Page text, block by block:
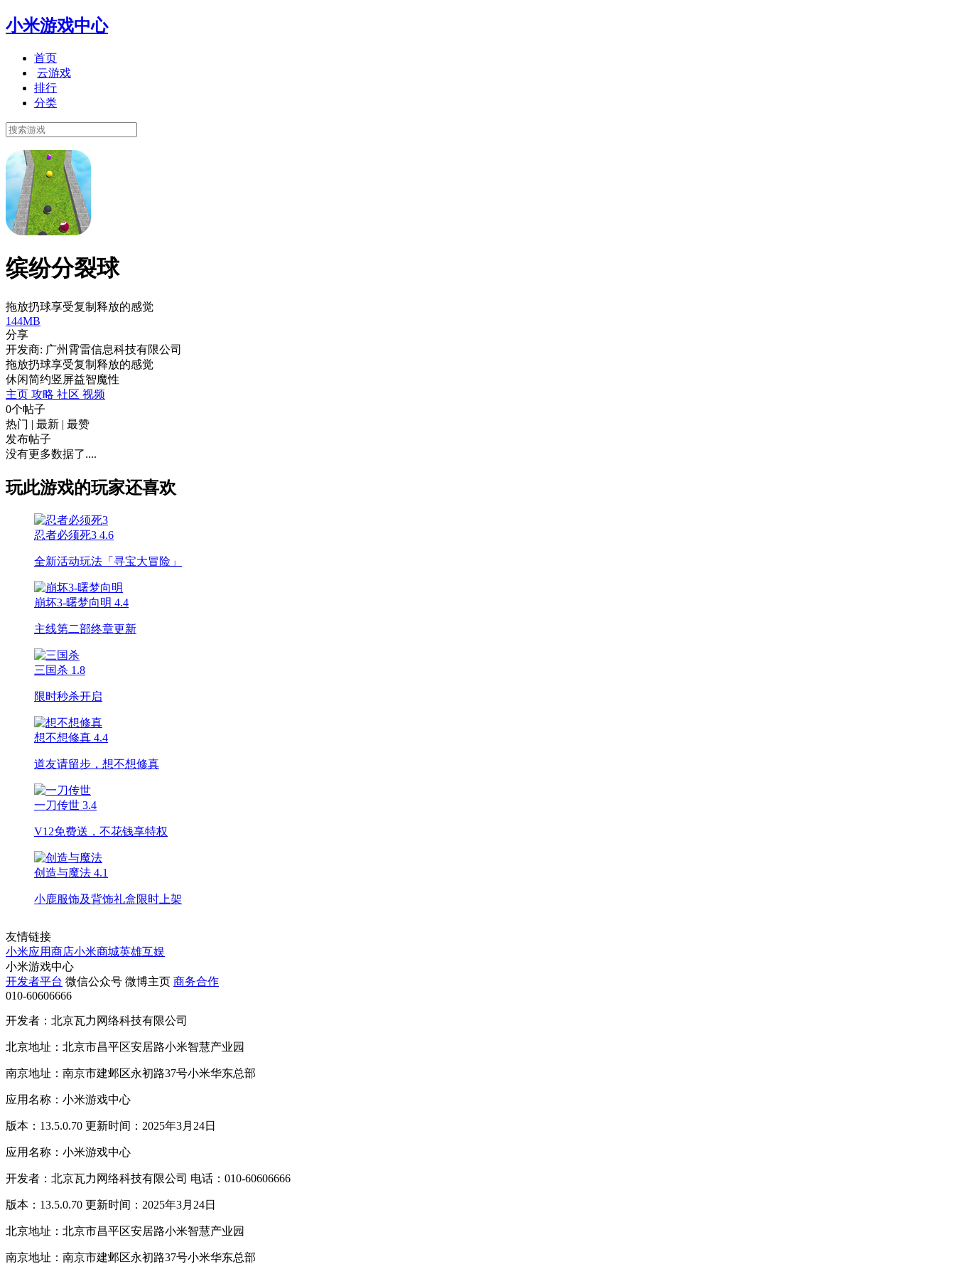
小米游戏中心
首页
云游戏
排行
分类
缤纷分裂球
拖放扔球享受复制释放的感觉
144MB
分享
开发商: 广州霄雷信息科技有限公司
拖放扔球享受复制释放的感觉
休闲简约竖屏益智魔性
主页 攻略 社区 视频
0个帖子
热门 | 最新 | 最赞
发布帖子
没有更多数据了....
玩此游戏的玩家还喜欢
忍者必须死3 4.6
全新活动玩法「寻宝大冒险」
崩坏3-曙梦向明 4.4
主线第二部终章更新
三国杀 1.8
限时秒杀开启
想不想修真 4.4
道友请留步，想不想修真
一刀传世 3.4
V12免费送，不花钱享特权
创造与魔法 4.1
小鹿服饰及背饰礼盒限时上架
友情链接
小米应用商店小米商城英雄互娱
小米游戏中心
开发者平台 微信公众号 微博主页 商务合作
010-60606666
开发者：北京瓦力网络科技有限公司
北京地址：北京市昌平区安居路小米智慧产业园
南京地址：南京市建邺区永初路37号小米华东总部
应用名称：小米游戏中心
版本：13.5.0.70 更新时间：2025年3月24日
应用名称：小米游戏中心
开发者：北京瓦力网络科技有限公司 电话：010-60606666
版本：13.5.0.70 更新时间：2025年3月24日
北京地址：北京市昌平区安居路小米智慧产业园
南京地址：南京市建邺区永初路37号小米华东总部